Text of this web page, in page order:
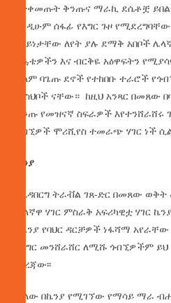
በተቀመጡት ቅንጡና ማራኪ ደሴቶቿ
እንዲሁም ሰፋፊ የእግር ጉዞ
በአይነታቸው ለየት ያሉ ደማቅ አበቦች
ፏፏቴዎችን እና ብርቅዬ አዕዋፍትን
ቀለም ባጌጡ ደኖች የተከበቡ ተራሮች
መስህቦች ናቸው። ከዚህ አንጻር በመጸው
ቅንጡ የመዝናኛ ስፍራዎች
ጎብኚዎች ሞሪሺየስ ተመራጭ ሃገር ነች
ኬንያ
የሴዳበርግ ትራቭል ገጸ-ድር በመጸው
ሌላኛዋ ሃገር ምስራቅ አፍሪካዊቷ ሃገር
የኬንያ የባህር ዳርቻዎች ነፋሻማ
በእግር መንሸራሸር ለሚሹ ጎብኚዎችም
መረጃው፡፡
ሌላው በኬንያ የሚገኘው የማሳይ ማራ